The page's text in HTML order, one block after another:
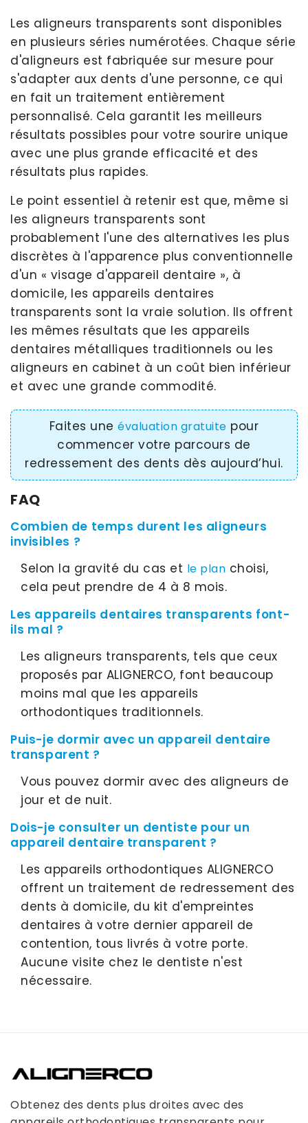
Les aligneurs transparents sont disponibles
en plusieurs séries numérotées. Chaque série
d'aligneurs est fabriquée sur mesure pour
s'adapter aux dents d'une personne, ce qui
en fait un traitement entièrement
personnalisé. Cela garantit les meilleurs
résultats possibles pour votre sourire unique
avec une plus grande efficacité et des
résultats plus rapides.
Le point essentiel à retenir est que, même si
les aligneurs transparents sont
probablement l'une des alternatives les plus
discrètes à l'apparence plus conventionnelle
d'un « visage d'appareil dentaire », à
domicile, les appareils dentaires
transparents sont la vraie solution. Ils offrent
les mêmes résultats que les appareils
dentaires métalliques traditionnels ou les
aligneurs en cabinet à un coût bien inférieur
et avec une grande commodité.
Faites uneévaluation gratuite pour
commencer votre parcours de
redressement des dents dès aujourd’hui.
FAQ
Combien de temps durent les aligneurs
invisibles ?
Selon la gravité du cas et le plan choisi,
cela peut prendre de 4 à 8 mois.
Les appareils dentaires transparents font-
ils mal ?
Les aligneurs transparents, tels que ceux
proposés par ALIGNERCO, font beaucoup
moins mal que les appareils
orthodontiques traditionnels.
Puis-je dormir avec un appareil dentaire
transparent ?
Vous pouvez dormir avec des aligneurs de
jour et de nuit.
Dois-je consulter un dentiste pour un
appareil dentaire transparent ?
Les appareils orthodontiques ALIGNERCO
offrent un traitement de redressement des
dents à domicile, du kit d'empreintes
dentaires à votre dernier appareil de
contention, tous livrés à votre porte.
Aucune visite chez le dentiste n'est
nécessaire.
Obtenez des dents plus droites avec des